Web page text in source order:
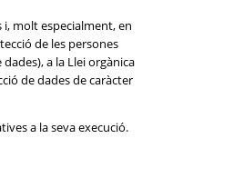
molt especialment, en
de les persones
a la Llei orgànica
de dades de caràcter
a la seva execució.